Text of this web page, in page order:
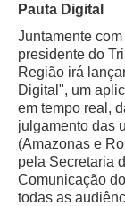
Pauta Digital
Juntamente
presidente do
Região irá
Digital", um
em tempo real,
julgamento das
(Amazonas e
pela Secretaria
Comunicação
todas as